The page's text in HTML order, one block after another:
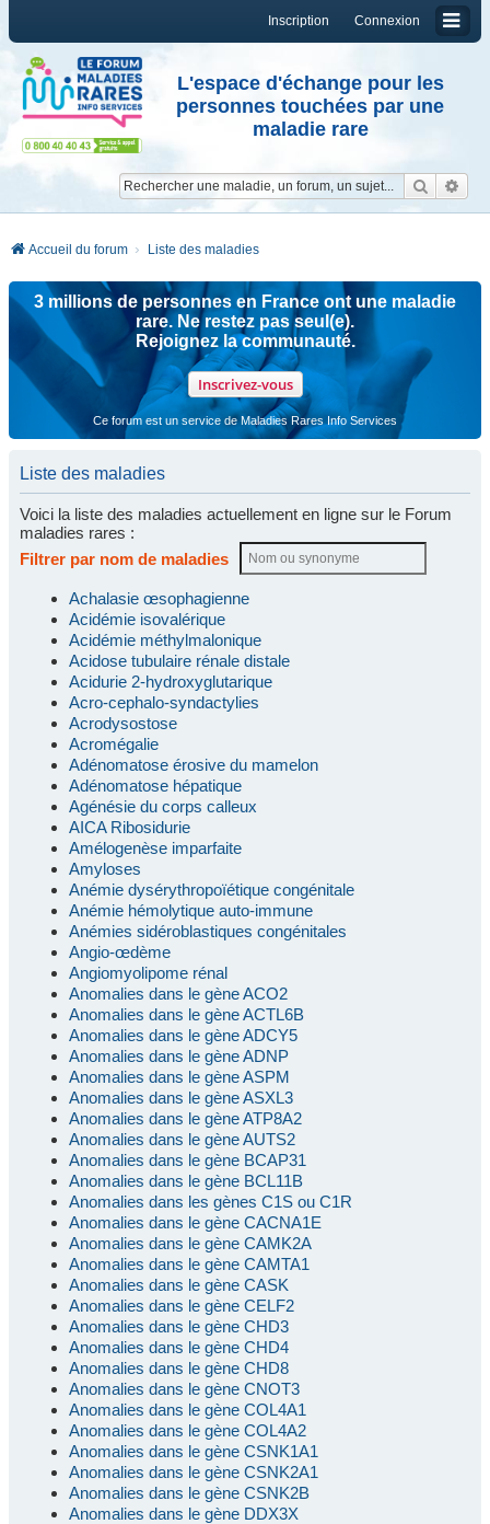
Connexion
Inscription
L'espace d'échange pour les
personnes touchées par une
maladie rare
Accueil du forum Liste des maladies
3 millions de personnes en France ont une maladie
rare. Ne restez pas seul(e).
Rejoignez la communauté.
Inscrivez-vous
Ce forum est un service de Maladies Rares Info Services
Liste des maladies
Voici la liste des maladies actuellement en ligne sur le Forum
maladies rares :
Filtrer par nom de maladies
Achalasie œsophagienne
Acidémie isovalérique
Acidémie méthylmalonique
Acidose tubulaire rénale distale
Acidurie 2-hydroxyglutarique
Acro-cephalo-syndactylies
Acrodysostose
Acromégalie
Adénomatose érosive du mamelon
Adénomatose hépatique
Agénésie du corps calleux
AICA Ribosidurie
Amélogenèse imparfaite
Amyloses
Anémie dysérythropoïétique congénitale
Anémie hémolytique auto-immune
Anémies sidéroblastiques congénitales
Angio-œdème
Angiomyolipome rénal
Anomalies dans le gène ACO2
Anomalies dans le gène ACTL6B
Anomalies dans le gène ADCY5
Anomalies dans le gène ADNP
Anomalies dans le gène ASPM
Anomalies dans le gène ASXL3
Anomalies dans le gène ATP8A2
Anomalies dans le gène AUTS2
Anomalies dans le gène BCAP31
Anomalies dans le gène BCL11B
Anomalies dans les gènes C1S ou C1R
Anomalies dans le gène CACNA1E
Anomalies dans le gène CAMK2A
Anomalies dans le gène CAMTA1
Anomalies dans le gène CASK
Anomalies dans le gène CELF2
Anomalies dans le gène CHD3
Anomalies dans le gène CHD4
Anomalies dans le gène CHD8
Anomalies dans le gène CNOT3
Anomalies dans le gène COL4A1
Anomalies dans le gène COL4A2
Anomalies dans le gène CSNK1A1
Anomalies dans le gène CSNK2A1
Anomalies dans le gène CSNK2B
Anomalies dans le gène DDX3X